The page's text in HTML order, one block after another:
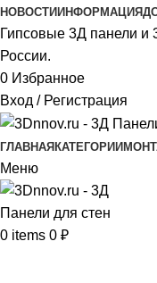
НОВОСТИ ИНФОРМАЦИЯ
Гипсовые 3Д панели и
России.
0 Избранное
Вход / Регистрация
ГЛАВНАЯ КАТЕГОРИИ
Меню
0 items 0 ₽